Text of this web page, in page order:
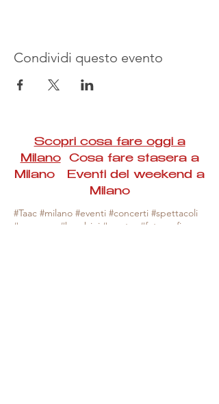
Condividi questo evento
Scopri cosa fare oggi a
MilanoCosa fare stasera a
Milano Eventi del weekend a
Milano
#Taac #milano #eventi #concerti #spettacoli
#rassegne #bambini #mostre #fotografia